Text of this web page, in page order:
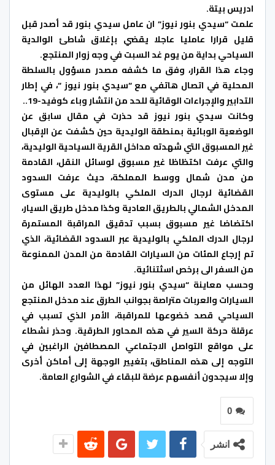
ادريس بيتة.
علمت “سيدي بنور نيوز” ان عامل سيدي بنور قد أصدر قبل
قليل قرارا عامليا عاجلا يقضي بإغلاق شاطئ الوالدية
السياحي بداية من يوم غد السبت في وجه زوار المنتجع.
وجاء هذا القرار، وفق ما كشفه مصدر مسؤول بالسلطة
المحلية في اتصال هاتفي مع “سيدي بنور نيوز “، في إطار
التدابير والإجراءات الوقائية للحد من انتشار وباء كوفيد-19..
وكانت سيدي بنور نيوز قد حذرت في مقال سابق عن
الوضعية الوبائية بمنطقة الوليدية حين كشفت عن الإقبال
غير المسبوق التي شهدته مداخل القرية السياحية الوليدية،
والتي عرفت اكتظاظا غير مسبوق لوسائل النقل، القادمة
من مدن شمال ووسط المملكة، حيث عرفت السدود
القضائية لرجال الدرك الملكي بالوليدية على مستوى
المدخل الشمالي بالطريق العادية وكذا مدخل طريق السيار،
اكتضاضا غير مسبوق بسبب تدقيق المراقبة المستمرة
لرجال الدرك الملكي بالوليدية عبر السدود القضائية، الذي
تم إرجاع المئات من السيارات القادمة من المدن الممنوعة
من السفر الى برخص اسثتنائية.
وحسب معاينة “سيدي بنور نيوز” لهذا العدد الهائل من
السيارات والعربات متراصة بجوانب الطرق عند مدخل المنتجع
السياحي قصد خضوعها للمراقبة، الأمر الذي تسبب في
عرقلة حركة السير في هذه المحاور الطرقية. وحذر نشطاء
على مواقع التواصل الاجتماعي المصطافين الراغبين في
التوجه إلى هذه المناطق، بتغيير الوجهة إلى أماكن أخرى
وإلا سيجدون أنفسهم عرضة للبقاء في الشوارع العامة.
0
انشر